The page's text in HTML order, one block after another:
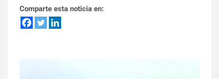
Comparte esta noticia en: